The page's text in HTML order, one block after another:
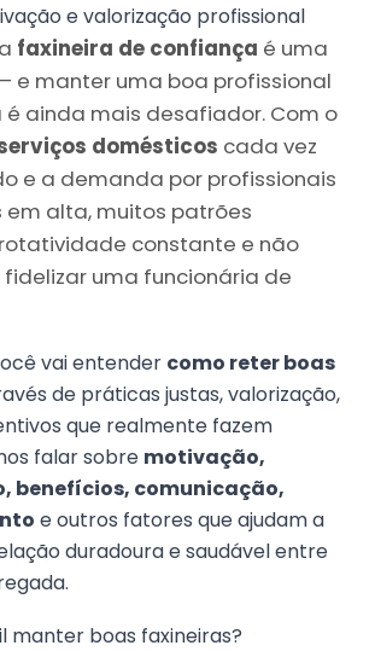
e valorização profissional
faxineira de confiança é uma
e manter uma boa profissional
é ainda mais desafiador. Com o
domésticos cada vez
e a demanda por profissionais
alta, muitos patrões
constante e não
uma funcionária de
vai entender como reter boas
de práticas justas, valorização,
que realmente fazem
falar sobre motivação,
benefícios, comunicação,
e outros fatores que ajudam a
duradoura e saudável entre
manter boas faxineiras?